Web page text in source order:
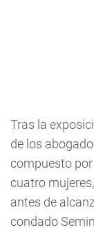
Tras la
de los
compuesto
cuatro
antes de
condado